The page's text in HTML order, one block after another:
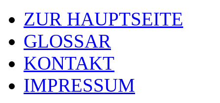
ZUR HAUPTSEITE
GLOSSAR
KONTAKT
IMPRESSUM